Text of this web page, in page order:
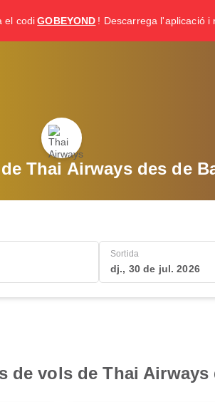
el codi GOBEYOND ! Descarrega l'aplicació i
Thai Airways des de
Sortida
dj., 30 de jul. 2026
de vols de Thai Airways